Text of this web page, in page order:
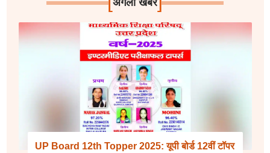
अगली खबर
UP Board 12th Topper 2025: यूपी बोर्ड 12वीं टॉपर